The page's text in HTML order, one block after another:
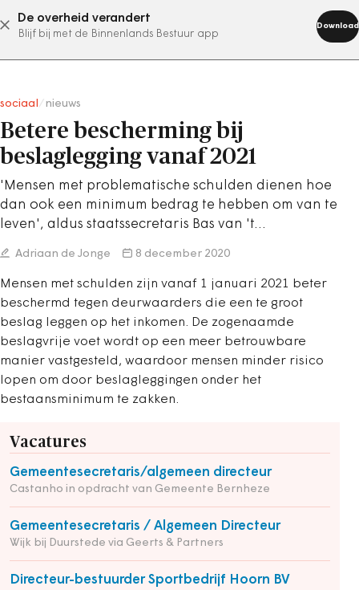
De overheid verandert
Blijf bij met de Binnenlands Bestuur app
Download
abonneer nu
sociaal nieuws
Betere bescherming bij
beslaglegging vanaf 2021
'Mensen met problematische schulden dienen hoe
dan ook een minimum bedrag te hebben om van te
leven', aldus staatssecretaris Bas van 't…
Adriaan de Jonge 8 december 2020
Mensen met schulden zijn vanaf 1 januari 2021 beter
beschermd tegen deurwaarders die een te groot
beslag leggen op het inkomen. De zogenaamde
beslagvrije voet wordt op een meer betrouwbare
manier vastgesteld, waardoor mensen minder risico
lopen om door beslagleggingen onder het
bestaansminimum te zakken.
Vacatures
Gemeentesecretaris/algemeen directeur
Castanho in opdracht van Gemeente Bernheze
Gemeentesecretaris / Algemeen Directeur
Wijk bij Duurstede via Geerts & Partners
Directeur-bestuurder Sportbedrijf Hoorn BV